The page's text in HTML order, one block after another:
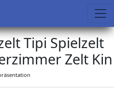
Tipi Spielzelt
Zelt Kin